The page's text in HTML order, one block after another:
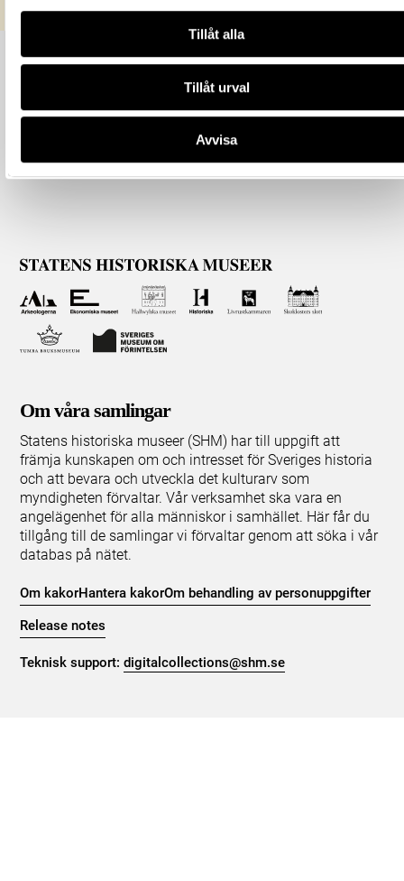
Tillåt alla
Tillåt urval
Avvisa
Om våra samlingar
Statens historiska museer (SHM) har till uppgift att
främja kunskapen om och intresset för Sveriges historia
och att bevara och utveckla det kulturarv som
myndigheten förvaltar. Vår verksamhet ska vara en
angelägenhet för alla människor i samhället. Här får du
tillgång till de samlingar vi förvaltar genom att söka i vår
databas på nätet.
Om kakorHantera kakorOm behandling av personuppgifter
Release notes
Teknisk support:digitalcollections@shm.se